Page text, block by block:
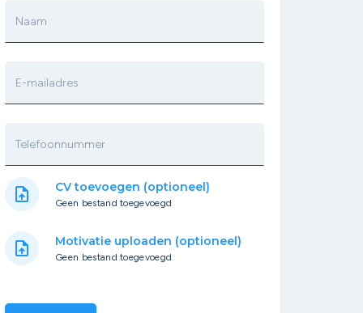
Naam
E-mailadres
Telefoonnummer
upload_file CV toevoegen (optioneel)
Geen bestand toegevoegd
upload_file Motivatie uploaden (optioneel)
Geen bestand toegevoegd